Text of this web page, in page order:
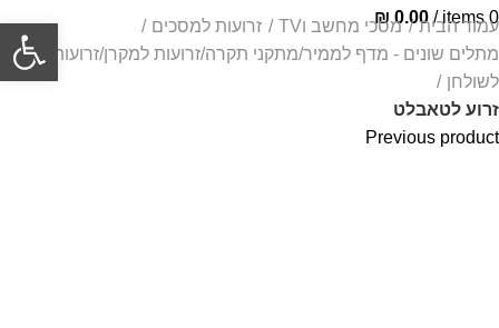
0
items
/
₪0.00עמוד הבית מסכי מחשב וTV
זרועות למסכים
מתלים שונים - מדף לממיר/מתקני תקרה/זרועות למקרן/זרועות
לשולחן
זרוע לטאבלט
Previous product
פתח